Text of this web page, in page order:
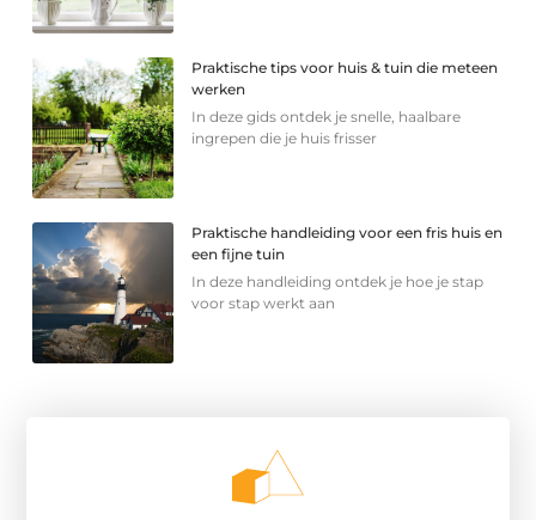
Praktische tips voor huis & tuin die meteen
werken
In deze gids ontdek je snelle, haalbare
ingrepen die je huis frisser
Praktische handleiding voor een fris huis en
een fijne tuin
In deze handleiding ontdek je hoe je stap
voor stap werkt aan